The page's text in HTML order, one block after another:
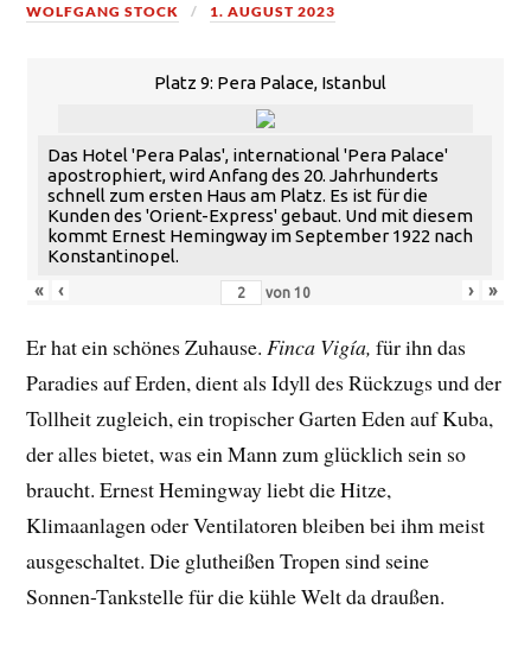
WOLFGANG STOCK 1. AUGUST 2023
Platz 9: Pera Palace, Istanbul
Das Hotel 'Pera Palas', international 'Pera Palace'
apostrophiert, wird Anfang des 20. Jahrhunderts
schnell zum ersten Haus am Platz. Es ist für die
Kunden des 'Orient-Express' gebaut. Und mit diesem
kommt Ernest Hemingway im September 1922 nach
Konstantinopel.
«
‹ von 10 › »
Er hat ein schönes Zuhause.Finca Vigía, für ihn das
Paradies auf Erden, dient als Idyll des Rückzugs und der
Tollheit zugleich, ein tropischer Garten Eden auf Kuba,
der alles bietet, was ein Mann zum glücklich sein so
braucht. Ernest Hemingway liebt die Hitze,
Klimaanlagen oder Ventilatoren bleiben bei ihm meist
ausgeschaltet. Die glutheißen Tropen sind seine
Sonnen-Tankstelle für die kühle Welt da draußen.